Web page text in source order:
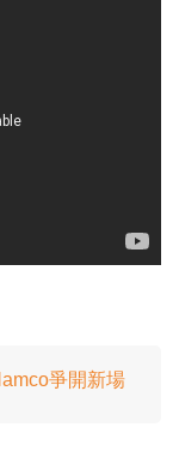
爭開新場